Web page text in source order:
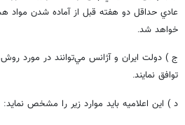
عادي حداقل دو هفته قبل از آماده شدن مواد
خواهد شد.
ج ) دولت ايران و آژانس مي‌توانند در مورد
توافق نمايند.
د ) اين اعلاميه بايد موارد زير را مشخص نمايد: